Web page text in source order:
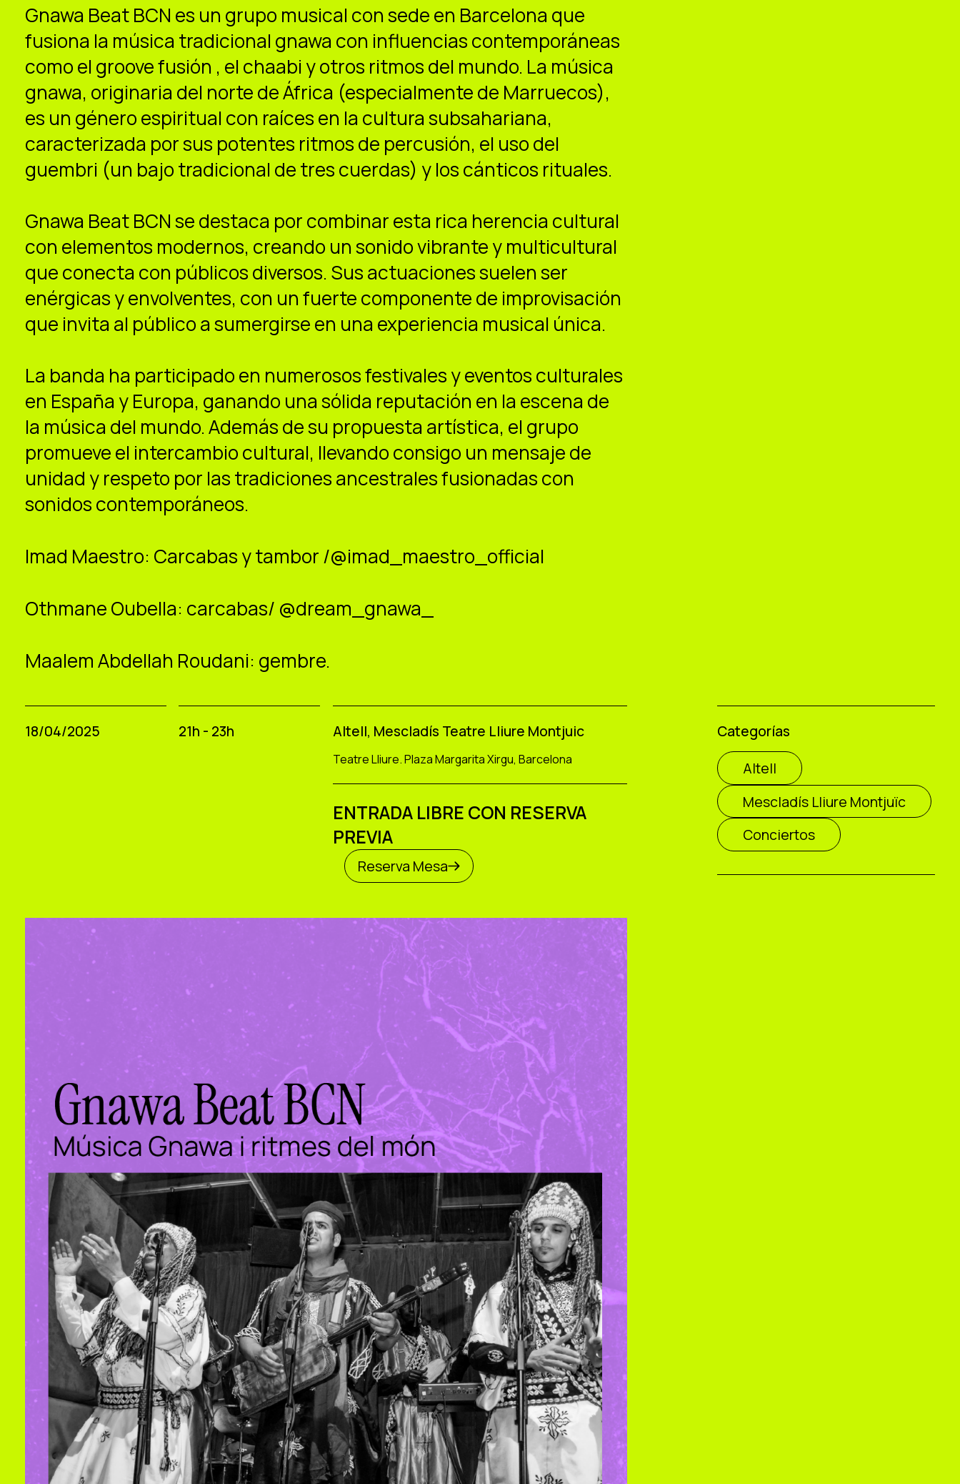
Gnawa Beat BCN es un grupo musical con sede en Barcelona que
fusiona la música tradicional gnawa con influencias contemporáneas
como el groove fusión , el chaabi y otros ritmos del mundo. La música
gnawa, originaria del norte de África (especialmente de Marruecos),
es un género espiritual con raíces en la cultura subsahariana,
caracterizada por sus potentes ritmos de percusión, el uso del
guembri (un bajo tradicional de tres cuerdas) y los cánticos rituales.
Gnawa Beat BCN se destaca por combinar esta rica herencia cultural
con elementos modernos, creando un sonido vibrante y multicultural
que conecta con públicos diversos. Sus actuaciones suelen ser
enérgicas y envolventes, con un fuerte componente de improvisación
que invita al público a sumergirse en una experiencia musical única.
La banda ha participado en numerosos festivales y eventos culturales
en España y Europa, ganando una sólida reputación en la escena de
la música del mundo. Además de su propuesta artística, el grupo
promueve el intercambio cultural, llevando consigo un mensaje de
unidad y respeto por las tradiciones ancestrales fusionadas con
sonidos contemporáneos.
Imad Maestro: Carcabas y tambor /@imad_maestro_official
Othmane Oubella: carcabas/ @dream_gnawa_
Maalem Abdellah Roudani: gembre.
18/04/2025 21h - 23h Altell, Mescladís Teatre Lliure Montjuic
Teatre Lliure. Plaza Margarita Xirgu, Barcelona
ENTRADA LIBRE CON RESERVA
PREVIA
Reserva Mesa
Categorías
Altell
Mescladís Lliure Montjuïc
Conciertos